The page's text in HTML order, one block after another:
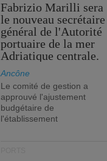
Fabrizio Marilli sera
le nouveau secrétaire
général de l'Autorité
portuaire de la mer
Adriatique centrale.
Ancône
Le comité de gestion a
approuvé l'ajustement
budgétaire de
l'établissement